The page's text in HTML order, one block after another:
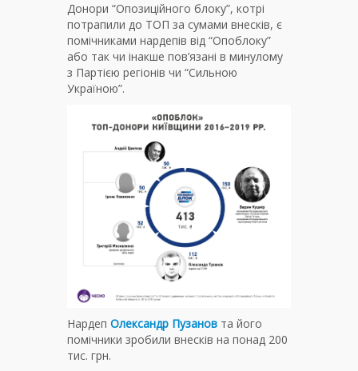
Донори “Опозиційного блоку”, котрі
потрапили до ТОП за сумами внесків, є
помічниками нардепів від “Опоблоку”
або так чи інакше пов’язані в минулому
з Партією регіонів чи “Сильною
Україною”.
Нардеп Олександр Пузанов та його
помічники зробили внесків на понад 200
тис. грн.